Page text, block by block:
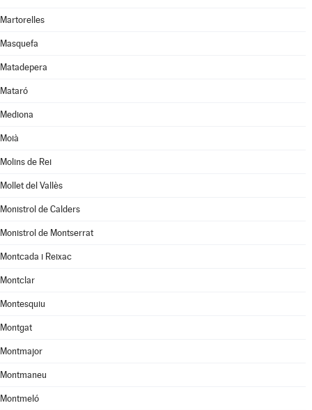
Martorelles
Masquefa
Matadepera
Mataró
Mediona
Moià
Molins de Rei
Mollet del Vallès
Monistrol de Calders
Monistrol de Montserrat
Montcada i Reixac
Montclar
Montesquiu
Montgat
Montmajor
Montmaneu
Montmeló